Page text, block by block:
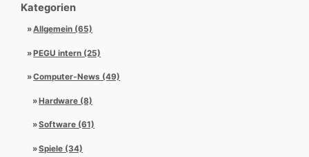
Kategorien
Allgemein (65)
PEGU intern (25)
Computer-News (49)
Hardware (8)
Software (61)
Spiele (34)